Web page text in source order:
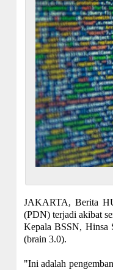
JAKARTA, Berita
(PDN) terjadi akibat
Kepala BSSN, Hinsa
(brain 3.0).
"Ini adalah